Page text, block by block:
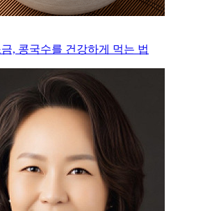
, 콩국수를 건강하게 먹는 법